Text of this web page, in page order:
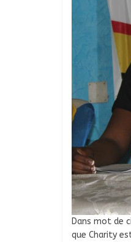
Dans mot de
que Charity